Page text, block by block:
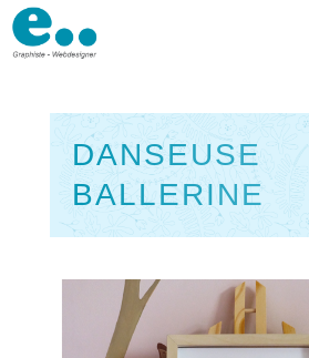
Skip
to
DANSEUSE
BALLERINE
Square